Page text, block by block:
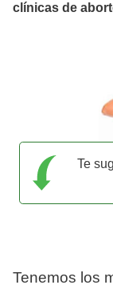
clínicas de
Te
Tenemos los